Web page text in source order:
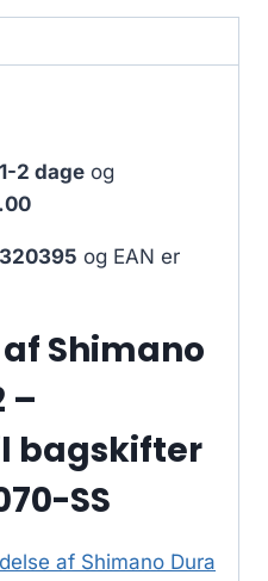
1-2 dage og
og EAN er
Shimano
–
bagskifter
SS
af Shimano Dura